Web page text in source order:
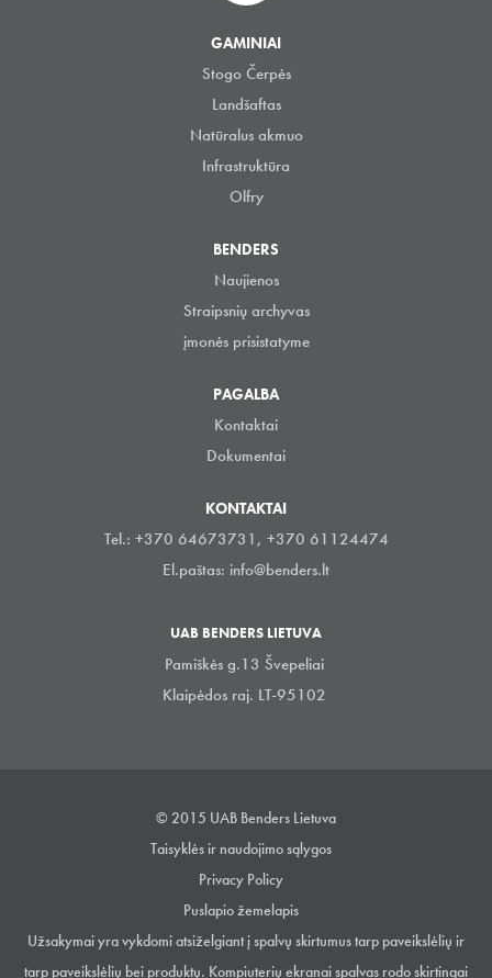
GAMINIAI
Stogo Čerpės
Landšaftas
Natūralus akmuo
Infrastruktūra
Olfry
BENDERS
Naujienos
Straipsnių archyvas
įmonės prisistatyme
PAGALBA
Kontaktai
Dokumentai
KONTAKTAI
Tel.: +370 64673731, +370 61124474
El.paštas: info@benders.lt
UAB BENDERS LIETUVA
Pamiškės g.13 Švepeliai
Klaipėdos raj. LT-95102
© 2015 UAB Benders Lietuva
Taisyklės ir naudojimo sąlygos
Privacy Policy
Puslapio žemelapis
Užsakymai yra vykdomi atsiželgiant į spalvų skirtumus tarp paveikslėlių ir
tarp paveikslėlių bei produktų. Kompiuterių ekranai spalvas rodo skirtingai